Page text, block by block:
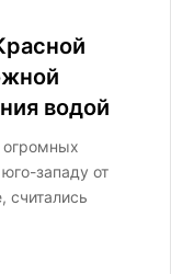
водой
огромных
западу от
считались